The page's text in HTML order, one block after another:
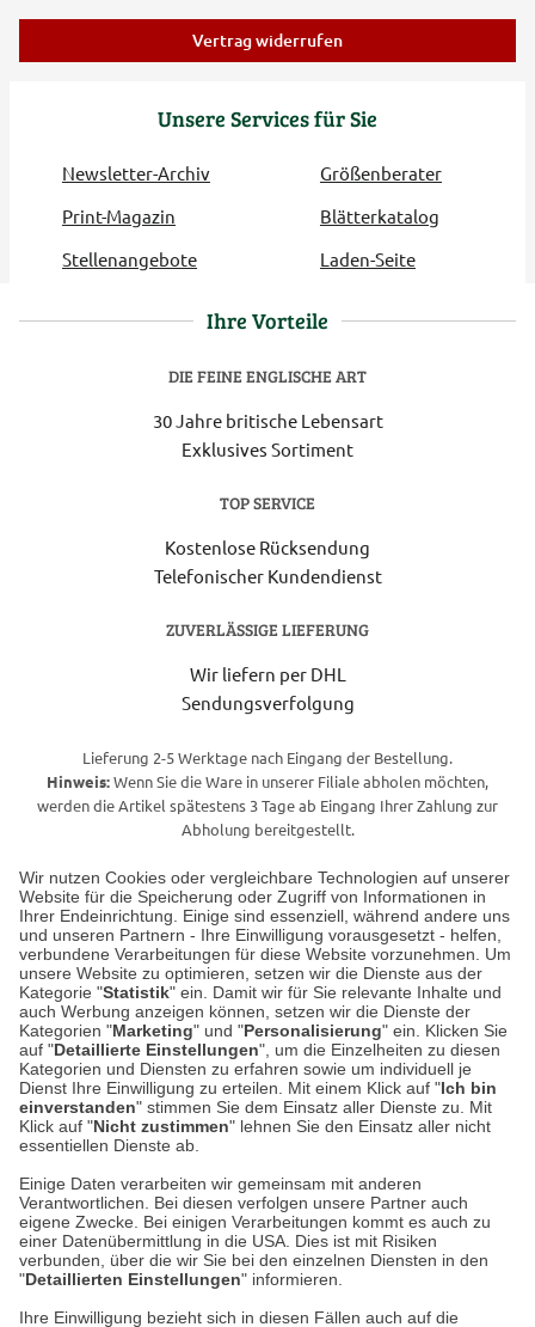
Wir nutzen Cookies oder vergleichbare Technologien auf unserer
Website für die Speicherung oder Zugriff von Informationen in
Ihrer Endeinrichtung. Einige sind essenziell, während andere uns
und unseren Partnern - Ihre Einwilligung vorausgesetzt - helfen,
verbundene Verarbeitungen für diese Website vorzunehmen. Um
unsere Website zu optimieren, setzen wir die Dienste aus der
Kategorie "Statistik" ein. Damit wir für Sie relevante Inhalte und
auch Werbung anzeigen können, setzen wir die Dienste der
Kategorien "Marketing" und "Personalisierung" ein. Klicken Sie
auf "Detaillierte Einstellungen", um die Einzelheiten zu diesen
Kategorien und Diensten zu erfahren sowie um individuell je
Dienst Ihre Einwilligung zu erteilen. Mit einem Klick auf "Ich bin
einverstanden" stimmen Sie dem Einsatz aller Dienste zu. Mit
Klick auf "Nicht zustimmen" lehnen Sie den Einsatz aller nicht
essentiellen Dienste ab.
Einige Daten verarbeiten wir gemeinsam mit anderen
Verantwortlichen. Bei diesen verfolgen unsere Partner auch
eigene Zwecke. Bei einigen Verarbeitungen kommt es auch zu
einer Datenübermittlung in die USA. Dies ist mit Risiken
verbunden, über die wir Sie bei den einzelnen Diensten in den
"Detaillierten Einstellungen" informieren.
Ihre Einwilligung bezieht sich in diesen Fällen auch auf die
Unsere Services für Sie
Newsletter-Archiv
Größenberater
Print-Magazin
Blätterkatalog
Stellenangebote
Laden-Seite
Vertrag widerrufen
Ihre Vorteile
DIE FEINE ENGLISCHE ART
30 Jahre britische Lebensart
Exklusives Sortiment
TOP SERVICE
Kostenlose Rücksendung
Telefonischer Kundendienst
ZUVERLÄSSIGE LIEFERUNG
Wir liefern per DHL
Sendungsverfolgung
Lieferung 2-5 Werktage nach Eingang der Bestellung.
Hinweis:Wenn Sie die Ware in unserer Filiale abholen möchten,
werden die Artikel spätestens 3 Tage ab Eingang Ihrer Zahlung zur
Abholung bereitgestellt.
Unser Geschäft in Meckenheim
Auf dem Steinbüchel 6
53340 Meckenheim
Montag bis Samstag 9:00 Uhr bis 18:00 Uhr
weitere Information
Hier finden Sie uns im Netz
Cookie-Einstellungen in Ihrem Browser